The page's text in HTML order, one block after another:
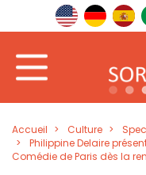
Accueil Culture
Philippine Delaire
Comédie de Paris dès la